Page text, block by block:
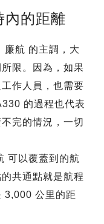
內的距離
廉航 的主調，大
限。因為，如果
作人員，也需要
的過程也代表
完的情況，一切
可以覆蓋到的航
共通點就是航程
3,000 公里的距